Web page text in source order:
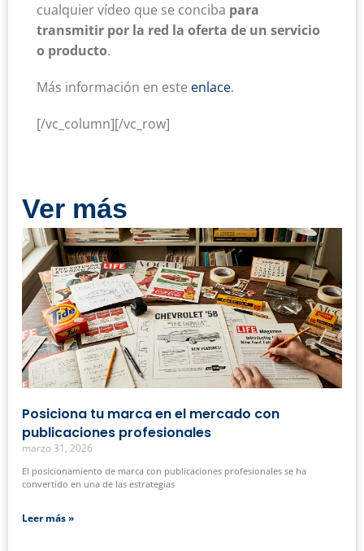
cualquier vídeo que se conciba para
transmitir por la red la oferta de un servicio
o producto.
Más información en este enlace.
[/vc_column][/vc_row]
Ver más
Posiciona tu marca en el mercado con
publicaciones profesionales
marzo 31, 2026
El posicionamiento de marca con publicaciones profesionales se ha
convertido en una de las estrategias
Leer más »